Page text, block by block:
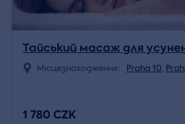
Тайський масаж для
Місцезнаходження: Praha 10,
1 780 CZK